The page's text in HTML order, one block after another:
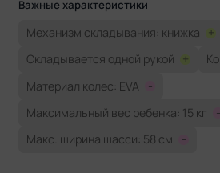
Важные характеристики
Механизм складывания: книжка +
Складывается одной рукой +
Материал колес: EVA
-
Максимальный вес ребенка: 15 кг
-
Макс. ширина шасси: 58 см
-